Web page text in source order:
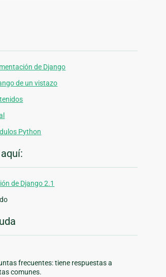
de Django
de un vistazo
Python
de Django 2.1
frecuentes: tiene respuestas a
comunes.